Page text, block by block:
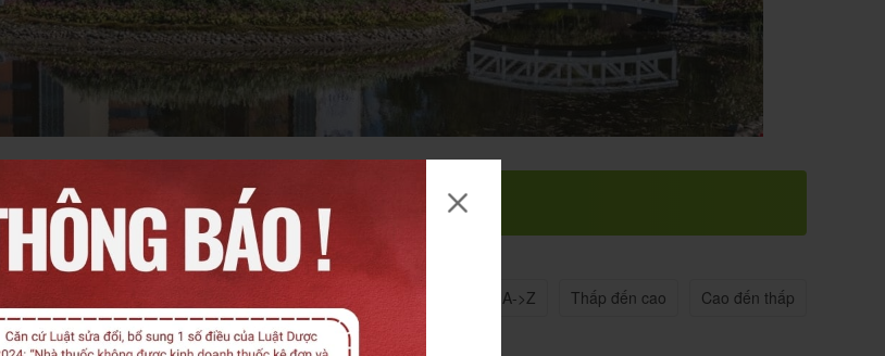
Sản phẩm nổi bật
Tên A->Z Thấp đến cao Cao đến thấp